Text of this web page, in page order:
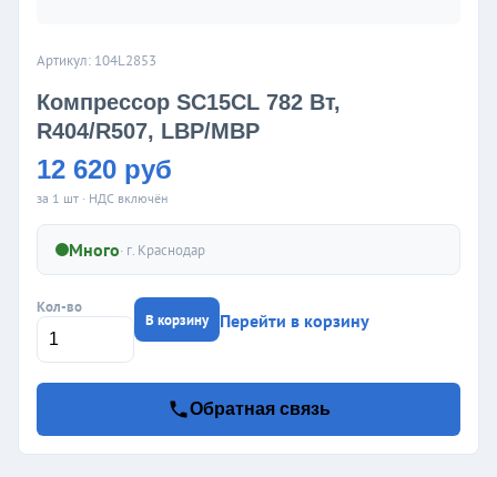
Артикул: 104L2853
Компрессор SC15CL 782 Вт,
R404/R507, LBP/MBP
12 620 руб
за 1 шт · НДС включён
Много· г. Краснодар
Кол-во
В корзину Перейти в корзину
Обратная связь